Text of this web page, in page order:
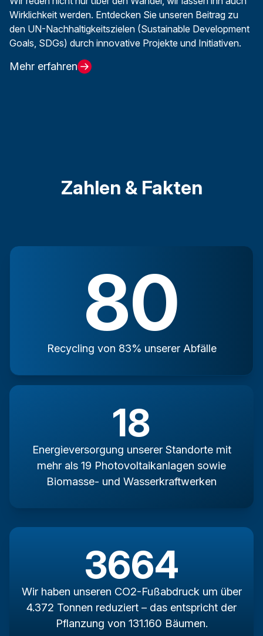
Wirklichkeit werden. Entdecken Sie unseren Beitrag zu
den UN-Nachhaltigkeitszielen (Sustainable Development
Goals, SDGs) durch innovative Projekte und Initiativen.
Mehr erfahren
Zahlen & Fakten
83%
Recycling von 83% unserer Abfälle
19
Energieversorgung unserer Standorte mit
mehr als 19 Photovoltaikanlagen sowie
Biomasse- und Wasserkraftwerken
4288
Wir haben unseren CO2-Fußabdruck um über
4.372 Tonnen reduziert – das entspricht der
Pflanzung von 131.160 Bäumen.